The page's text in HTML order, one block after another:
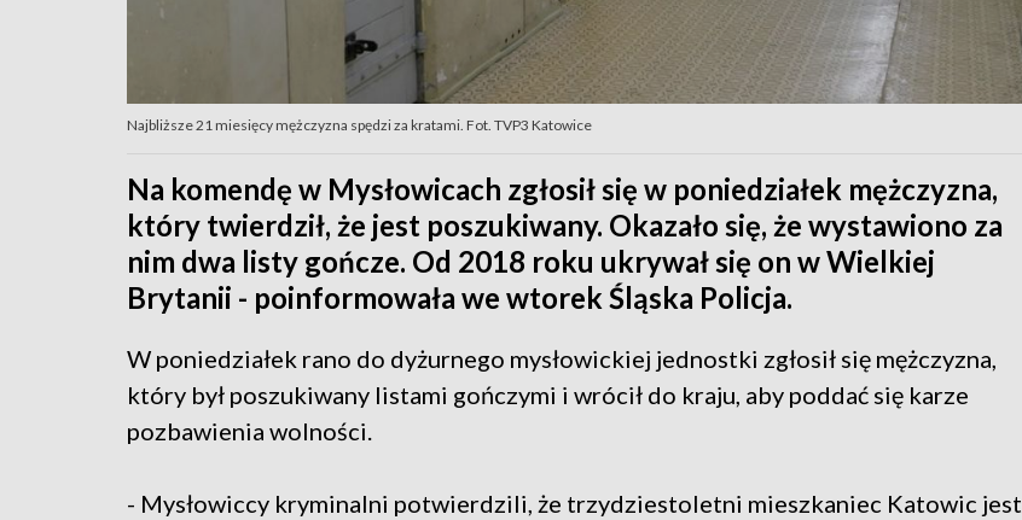
Najbliższe 21 miesięcy mężczyzna spędzi za kratami. Fot. TVP3 Katowice
Na komendę w Mysłowicach zgłosił się w poniedziałek mężczyzna,
który twierdził, że jest poszukiwany. Okazało się, że wystawiono za
nim dwa listy gończe. Od 2018 roku ukrywał się on w Wielkiej
Brytanii - poinformowała we wtorek Śląska Policja.
W poniedziałek rano do dyżurnego mysłowickiej jednostki zgłosił się mężczyzna,
który był poszukiwany listami gończymi i wrócił do kraju, aby poddać się karze
pozbawienia wolności.
- Mysłowiccy kryminalni potwierdzili, że trzydziestoletni mieszkaniec Katowic jest